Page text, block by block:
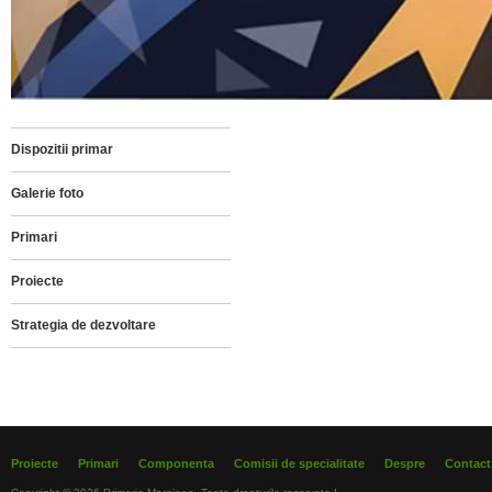
Dispozitii primar
Galerie foto
Primari
Proiecte
Strategia de dezvoltare
Proiecte Primari Componenta Comisii de specialitate Despre Contact